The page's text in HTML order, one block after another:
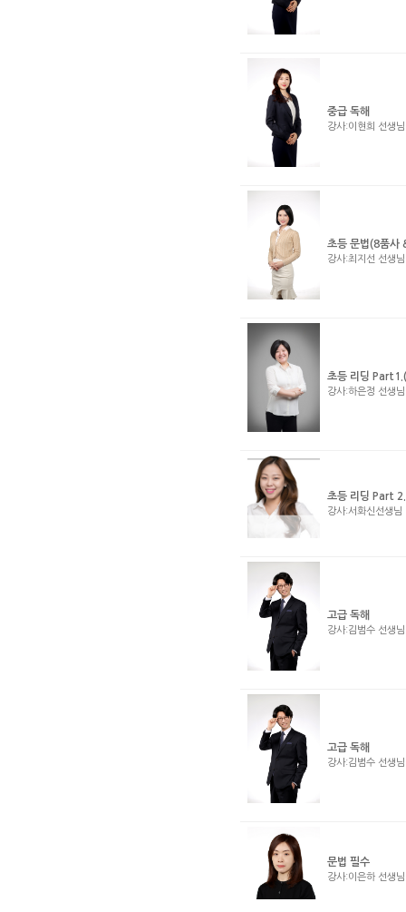
중급 독해
강사:이현희 선생
초등 문법(8품사
강사:최지선 선생
초등 리딩
강사:하은정 선생
초등 리딩 Part
강사:서화신선생
고급 독해
강사:김범수 선생
고급 독해
강사:김범수 선생
문법 필수
강사:이은하 선생